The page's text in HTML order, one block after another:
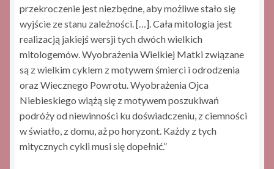
przekroczenie jest niezbędne, aby możliwe stało się
wyjście ze stanu zależności. […]. Cała mitologia jest
realizacją jakiejś wersji tych dwóch wielkich
mitologemów. Wyobrażenia Wielkiej Matki związane
są z wielkim cyklem z motywem śmierci i odrodzenia
oraz Wiecznego Powrotu. Wyobrażenia Ojca
Niebieskiego wiążą się z motywem poszukiwań
podróży od niewinności ku doświadczeniu, z ciemności
w światło, z domu, aż po horyzont. Każdy z tych
mitycznych cykli musi się dopełnić.”